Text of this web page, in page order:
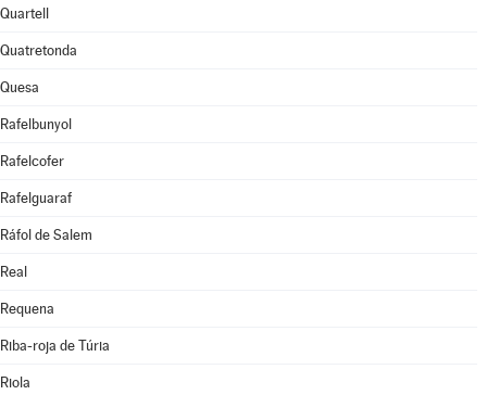
Quartell
Quatretonda
Quesa
Rafelbunyol
Rafelcofer
Rafelguaraf
Ráfol de Salem
Real
Requena
Riba-roja de Túria
Riola